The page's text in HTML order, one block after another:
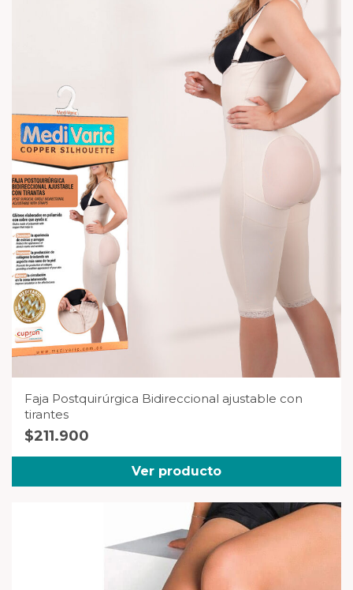
Faja Postquirúrgica Bidireccional ajustable con
tirantes
$211.900
Ver producto